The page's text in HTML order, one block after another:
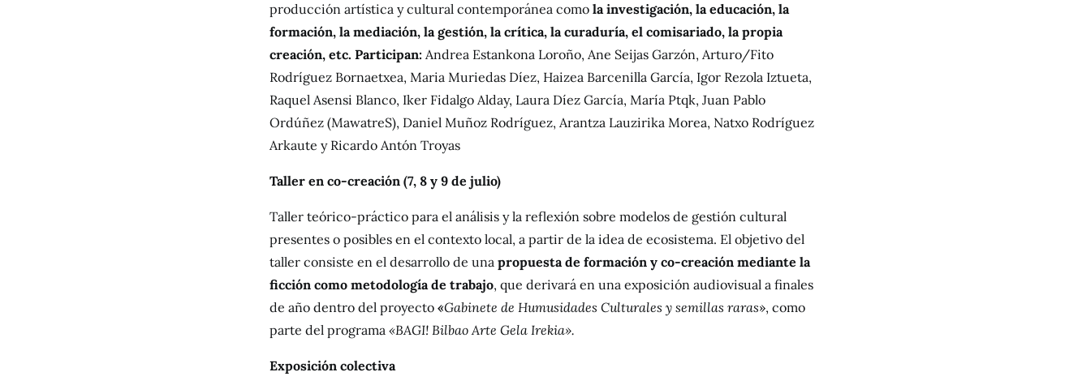
producción artística y cultural contemporánea como la investigación, la educación, la
formación, la mediación, la gestión, la crítica, la curaduría, el comisariado, la propia
creación, etc. Participan: Andrea Estankona Loroño, Ane Seijas Garzón, Arturo/Fito
Rodríguez Bornaetxea, Maria Muriedas Díez, Haizea Barcenilla García, Igor Rezola Iztueta,
Raquel Asensi Blanco, Iker Fidalgo Alday, Laura Díez García, María Ptqk, Juan Pablo
Ordúñez (MawatreS), Daniel Muñoz Rodríguez, Arantza Lauzirika Morea, Natxo Rodríguez
Arkaute y Ricardo Antón Troyas
Taller en co-creación (7, 8 y 9 de julio)
Taller teórico-práctico para el análisis y la reflexión sobre modelos de gestión cultural
presentes o posibles en el contexto local, a partir de la idea de ecosistema. El objetivo del
taller consiste en el desarrollo de una propuesta de formación y co-creación mediante la
ficción como metodología de trabajo, que derivará en una exposición audiovisual a finales
de año dentro del proyecto «Gabinete de Humusidades Culturales y semillas raras», como
parte del programa «BAGI! Bilbao Arte Gela Irekia».
Exposición colectiva